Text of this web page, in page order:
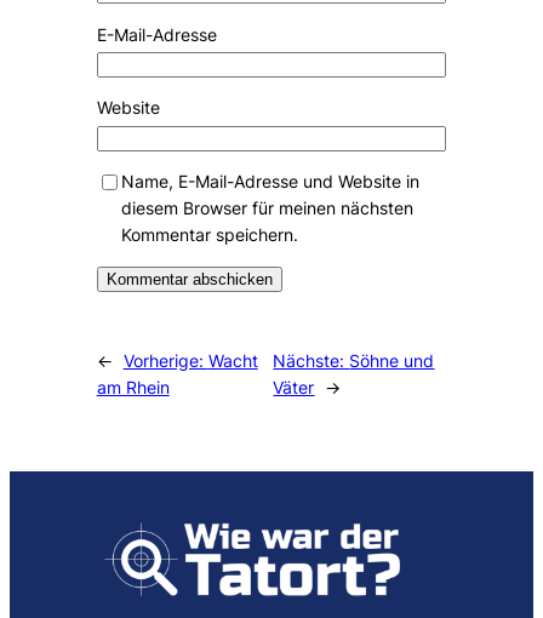
E-Mail-Adresse
Website
Name, E-Mail-Adresse und Website in
diesem Browser für meinen nächsten
Kommentar speichern.
← Vorherige: Wacht
am Rhein
Nächste: Söhne und
Väter →